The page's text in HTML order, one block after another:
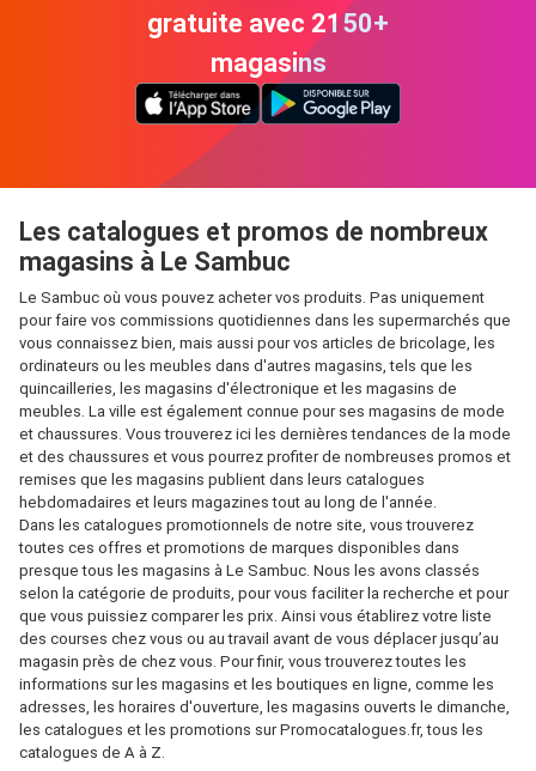
gratuite avec 2150+
magasins
Les catalogues et promos de nombreux
magasins à Le Sambuc
Le Sambuc où vous pouvez acheter vos produits. Pas uniquement
pour faire vos commissions quotidiennes dans les supermarchés que
vous connaissez bien, mais aussi pour vos articles de bricolage, les
ordinateurs ou les meubles dans d'autres magasins, tels que les
quincailleries, les magasins d'électronique et les magasins de
meubles. La ville est également connue pour ses magasins de mode
et chaussures. Vous trouverez ici les dernières tendances de la mode
et des chaussures et vous pourrez profiter de nombreuses promos et
remises que les magasins publient dans leurs catalogues
hebdomadaires et leurs magazines tout au long de l'année.
Dans les catalogues promotionnels de notre site, vous trouverez
toutes ces offres et promotions de marques disponibles dans
presque tous les magasins à Le Sambuc. Nous les avons classés
selon la catégorie de produits, pour vous faciliter la recherche et pour
que vous puissiez comparer les prix. Ainsi vous établirez votre liste
des courses chez vous ou au travail avant de vous déplacer jusqu’au
magasin près de chez vous. Pour finir, vous trouverez toutes les
informations sur les magasins et les boutiques en ligne, comme les
adresses, les horaires d'ouverture, les magasins ouverts le dimanche,
les catalogues et les promotions sur Promocatalogues.fr, tous les
catalogues de A à Z.